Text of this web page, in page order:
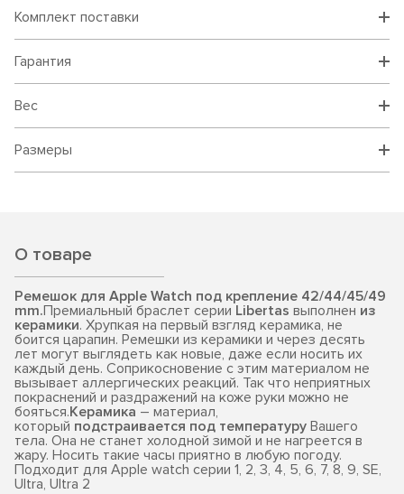
Комплект поставки
Гарантия
Вес
Размеры
О товаре
Ремешок для Apple Watch под крепление 42/44/45/49
mm.Премиальный браслет серии Libertas выполнен из
керамики. Хрупкая на первый взгляд керамика, не
боится царапин. Ремешки из керамики и через десять
лет могут выглядеть как новые, даже если носить их
каждый день. Соприкосновение с этим материалом не
вызывает аллергических реакций. Так что неприятных
покраснений и раздражений на коже руки можно не
бояться.Керамика – материал,
который подстраивается под температуру Вашего
тела. Она не станет холодной зимой и не нагреется в
жару. Носить такие часы приятно в любую погоду.
Подходит для Apple watch серии 1, 2, 3, 4, 5, 6, 7, 8, 9, SE,
Ultra, Ultra 2